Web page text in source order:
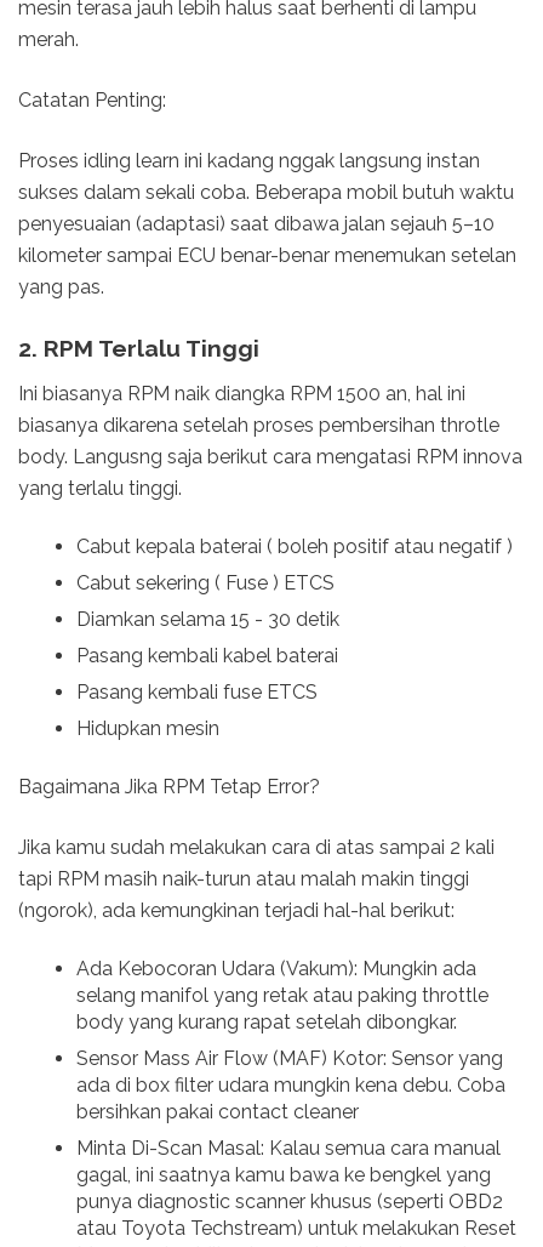
mesin terasa jauh lebih halus saat berhenti di lampu
merah.
Catatan Penting:
Proses idling learn ini kadang nggak langsung instan
sukses dalam sekali coba. Beberapa mobil butuh waktu
penyesuaian (adaptasi) saat dibawa jalan sejauh 5–10
kilometer sampai ECU benar-benar menemukan setelan
yang pas.
2. RPM Terlalu Tinggi
Ini biasanya RPM naik diangka RPM 1500 an, hal ini
biasanya dikarena setelah proses pembersihan throtle
body. Langusng saja berikut cara mengatasi RPM innova
yang terlalu tinggi.
Cabut kepala baterai ( boleh positif atau negatif )
Cabut sekering ( Fuse ) ETCS
Diamkan selama 15 - 30 detik
Pasang kembali kabel baterai
Pasang kembali fuse ETCS
Hidupkan mesin
Bagaimana Jika RPM Tetap Error?
Jika kamu sudah melakukan cara di atas sampai 2 kali
tapi RPM masih naik-turun atau malah makin tinggi
(ngorok), ada kemungkinan terjadi hal-hal berikut:
Ada Kebocoran Udara (Vakum): Mungkin ada
selang manifol yang retak atau paking throttle
body yang kurang rapat setelah dibongkar.
Sensor Mass Air Flow (MAF) Kotor: Sensor yang
ada di box filter udara mungkin kena debu. Coba
bersihkan pakai contact cleaner
Minta Di-Scan Masal: Kalau semua cara manual
gagal, ini saatnya kamu bawa ke bengkel yang
punya diagnostic scanner khusus (seperti OBD2
atau Toyota Techstream) untuk melakukan Reset